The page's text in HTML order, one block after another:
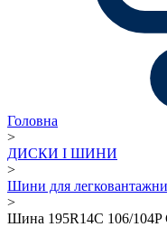
Головна
>
ДИСКИ І ШИНИ
>
Шини для
>
Шина 195R14C 106/104P